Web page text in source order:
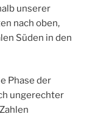
unserer
nach oben,
Süden in den
Phase der
ungerechter